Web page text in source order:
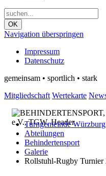
OK
Navigation überspringen
Impressum
Datenschutz
gemeinsam • sportlich • stark
Mitgliedschaft Wertekarte
Turngemeinde
Abteilungen
Behindertensport
Galerie
Rollstuhl-Rugby Turnier